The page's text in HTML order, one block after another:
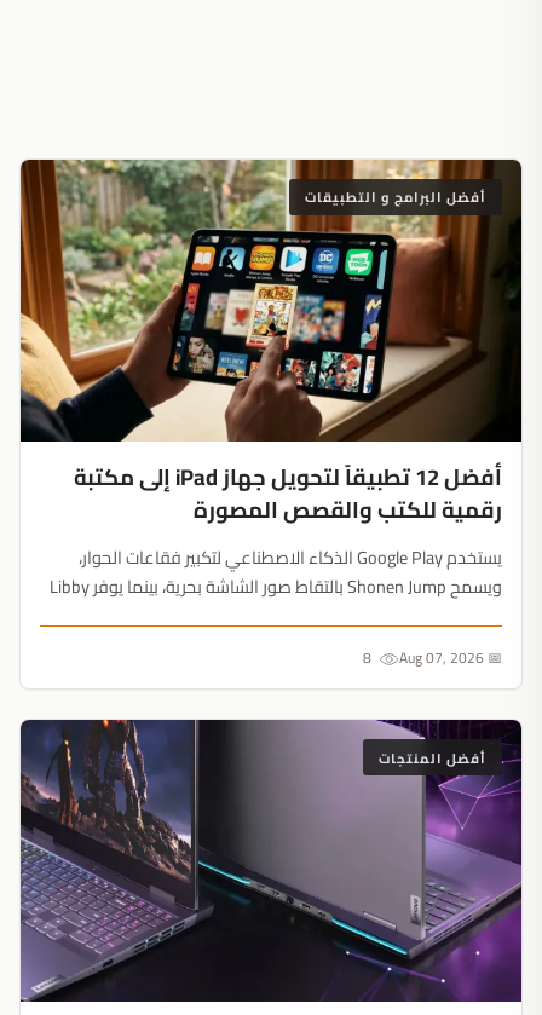
أفضل البرامج و التطبيقات
أفضل 12 تطبيقاً لتحويل جهاز iPad إلى مكتبة
رقمية للكتب والقصص المصورة
يستخدم Google Play الذكاء الاصطناعي لتكبير فقاعات الحوار،
ويسمح Shonen Jump بالتقاط صور الشاشة بحرية، بينما يوفر Libby
المتخصصة بهدوء....📅 Aug 07, 2026
أفضل المنتجات